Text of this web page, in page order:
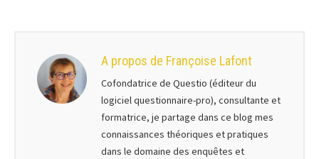
A propos de Françoise Lafont
Cofondatrice de Questio (éditeur du
logiciel questionnaire-pro), consultante et
formatrice, je partage dans ce blog mes
connaissances théoriques et pratiques
dans le domaine des enquêtes et